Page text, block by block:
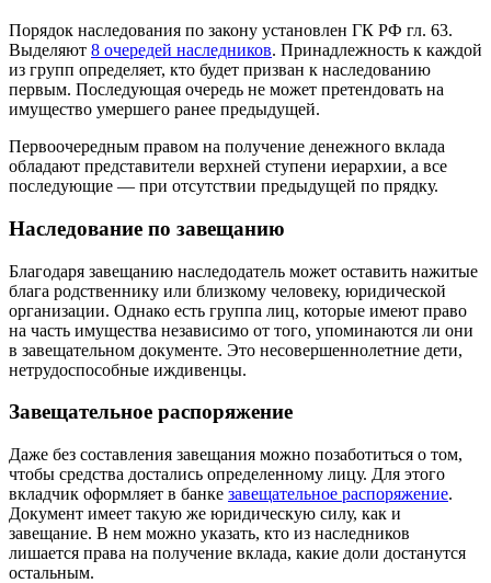
Порядок наследования по закону установлен ГК РФ гл. 63.
Выделяют 8 очередей наследников. Принадлежность к каждой
из групп определяет, кто будет призван к наследованию
первым. Последующая очередь не может претендовать на
имущество умершего ранее предыдущей.
Первоочередным правом на получение денежного вклада
обладают представители верхней ступени иерархии, а все
последующие — при отсутствии предыдущей по прядку.
Наследование по завещанию
Благодаря завещанию наследодатель может оставить нажитые
блага родственнику или близкому человеку, юридической
организации. Однако есть группа лиц, которые имеют право
на часть имущества независимо от того, упоминаются ли они
в завещательном документе. Это несовершеннолетние дети,
нетрудоспособные иждивенцы.
Завещательное распоряжение
Даже без составления завещания можно позаботиться о том,
чтобы средства достались определенному лицу. Для этого
вкладчик оформляет в банке завещательное распоряжение.
Документ имеет такую же юридическую силу, как и
завещание. В нем можно указать, кто из наследников
лишается права на получение вклада, какие доли достанутся
остальным.